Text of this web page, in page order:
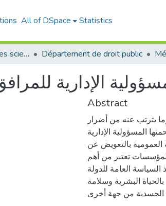
All of DSpace Statistics
Faculté de droit et des sciences politiques Département de droit public
الإدارية
Abstract
يترتب عنه من أضرار
المسؤولية الإدارية
بالتعويض عن
تعتبر من أهم
السياسة العامة للدولة
البشرية وسلامة